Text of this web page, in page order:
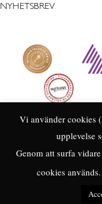
NYHETSBREV
Vi använder cookies
upplevelse
Genom att surfa
cookies används.